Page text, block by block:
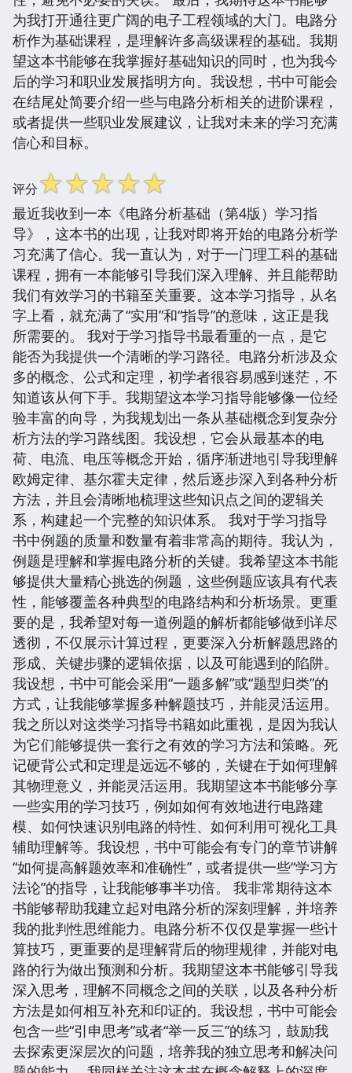
为我打开通往更广阔的电子工程领域的大门。电路分
析作为基础课程，是理解许多高级课程的基础。我期
望这本书能够在我掌握好基础知识的同时，也为我今
后的学习和职业发展指明方向。我设想，书中可能会
在结尾处简要介绍一些与电路分析相关的进阶课程，
或者提供一些职业发展建议，让我对未来的学习充满
信心和目标。
评分☆☆☆☆☆
最近我收到一本《电路分析基础（第4版）学习指
导》，这本书的出现，让我对即将开始的电路分析学
习充满了信心。我一直认为，对于一门理工科的基础
课程，拥有一本能够引导我们深入理解、并且能帮助
我们有效学习的书籍至关重要。这本学习指导，从名
字上看，就充满了“实用”和“指导”的意味，这正是我
所需要的。 我对于学习指导书最看重的一点，是它
能否为我提供一个清晰的学习路径。电路分析涉及众
多的概念、公式和定理，初学者很容易感到迷茫，不
知道该从何下手。我期望这本学习指导能够像一位经
验丰富的向导，为我规划出一条从基础概念到复杂分
析方法的学习路线图。我设想，它会从最基本的电
荷、电流、电压等概念开始，循序渐进地引导我理解
欧姆定律、基尔霍夫定律，然后逐步深入到各种分析
方法，并且会清晰地梳理这些知识点之间的逻辑关
系，构建起一个完整的知识体系。 我对于学习指导
书中例题的质量和数量有着非常高的期待。我认为，
例题是理解和掌握电路分析的关键。我希望这本书能
够提供大量精心挑选的例题，这些例题应该具有代表
性，能够覆盖各种典型的电路结构和分析场景。更重
要的是，我希望对每一道例题的解析都能够做到详尽
透彻，不仅展示计算过程，更要深入分析解题思路的
形成、关键步骤的逻辑依据，以及可能遇到的陷阱。
我设想，书中可能会采用“一题多解”或“题型归类”的
方式，让我能够掌握多种解题技巧，并能灵活运用。
我之所以对这类学习指导书籍如此重视，是因为我认
为它们能够提供一套行之有效的学习方法和策略。死
记硬背公式和定理是远远不够的，关键在于如何理解
其物理意义，并能灵活运用。我期望这本书能够分享
一些实用的学习技巧，例如如何有效地进行电路建
模、如何快速识别电路的特性、如何利用可视化工具
辅助理解等。我设想，书中可能会有专门的章节讲解
“如何提高解题效率和准确性”，或者提供一些“学习方
法论”的指导，让我能够事半功倍。 我非常期待这本
书能够帮助我建立起对电路分析的深刻理解，并培养
我的批判性思维能力。电路分析不仅仅是掌握一些计
算技巧，更重要的是理解背后的物理规律，并能对电
路的行为做出预测和分析。我期望这本书能够引导我
深入思考，理解不同概念之间的关联，以及各种分析
方法是如何相互补充和印证的。我设想，书中可能会
包含一些“引申思考”或者“举一反三”的练习，鼓励我
去探索更深层次的问题，培养我的独立思考和解决问